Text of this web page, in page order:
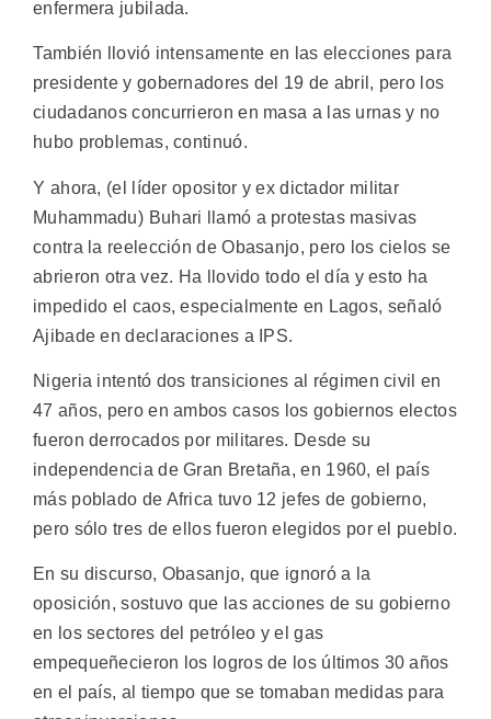
enfermera jubilada.
También llovió intensamente en las elecciones para
presidente y gobernadores del 19 de abril, pero los
ciudadanos concurrieron en masa a las urnas y no
hubo problemas, continuó.
Y ahora, (el líder opositor y ex dictador militar
Muhammadu) Buhari llamó a protestas masivas
contra la reelección de Obasanjo, pero los cielos se
abrieron otra vez. Ha llovido todo el día y esto ha
impedido el caos, especialmente en Lagos, señaló
Ajibade en declaraciones a IPS.
Nigeria intentó dos transiciones al régimen civil en
47 años, pero en ambos casos los gobiernos electos
fueron derrocados por militares. Desde su
independencia de Gran Bretaña, en 1960, el país
más poblado de Africa tuvo 12 jefes de gobierno,
pero sólo tres de ellos fueron elegidos por el pueblo.
En su discurso, Obasanjo, que ignoró a la
oposición, sostuvo que las acciones de su gobierno
en los sectores del petróleo y el gas
empequeñecieron los logros de los últimos 30 años
en el país, al tiempo que se tomaban medidas para